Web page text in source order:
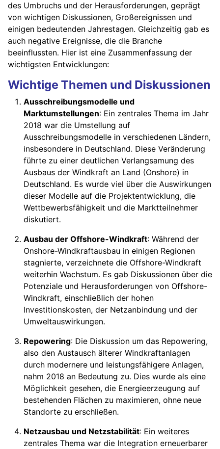
des Umbruchs und der Herausforderungen, geprägt
von wichtigen Diskussionen, Großereignissen und
einigen bedeutenden Jahrestagen. Gleichzeitig gab es
auch negative Ereignisse, die die Branche
beeinflussten. Hier ist eine Zusammenfassung der
wichtigsten Entwicklungen:
Wichtige Themen und Diskussionen
Ausschreibungsmodelle und
Marktumstellungen: Ein zentrales Thema im Jahr
2018 war die Umstellung auf
Ausschreibungsmodelle in verschiedenen Ländern,
insbesondere in Deutschland. Diese Veränderung
führte zu einer deutlichen Verlangsamung des
Ausbaus der Windkraft an Land (Onshore) in
Deutschland. Es wurde viel über die Auswirkungen
dieser Modelle auf die Projektentwicklung, die
Wettbewerbsfähigkeit und die Marktteilnehmer
diskutiert.
Ausbau der Offshore-Windkraft: Während der
Onshore-Windkraftausbau in einigen Regionen
stagnierte, verzeichnete die Offshore-Windkraft
weiterhin Wachstum. Es gab Diskussionen über die
Potenziale und Herausforderungen von Offshore-
Windkraft, einschließlich der hohen
Investitionskosten, der Netzanbindung und der
Umweltauswirkungen.
Repowering: Die Diskussion um das Repowering,
also den Austausch älterer Windkraftanlagen
durch modernere und leistungsfähigere Anlagen,
nahm 2018 an Bedeutung zu. Dies wurde als eine
Möglichkeit gesehen, die Energieerzeugung auf
bestehenden Flächen zu maximieren, ohne neue
Standorte zu erschließen.
Netzausbau und Netzstabilität: Ein weiteres
zentrales Thema war die Integration erneuerbarer